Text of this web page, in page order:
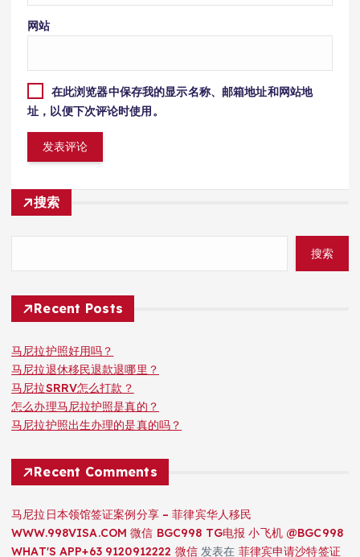
网站
在此浏览器中保存我的显示名称、邮箱地址和网站地
址，以便下次评论时使用。
搜索
搜索
Recent Posts
马尼拉护照好用吗？
马尼拉退休移民退款退哪里？
马尼拉SRRV怎么打款？
怎么办理马尼拉护照是真的？
马尼拉护照出生办理的是真的吗？
Recent Comments
马尼拉日本领馆签证案例分享 – 菲律宾华人移民
WWW.998VISA.COM 微信 BGC998 TG电报 小飞机 @BGC998
WHAT'S APP+63 9120912222 微信发表在 菲律宾申请沙特签证